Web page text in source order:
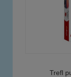
Trefl